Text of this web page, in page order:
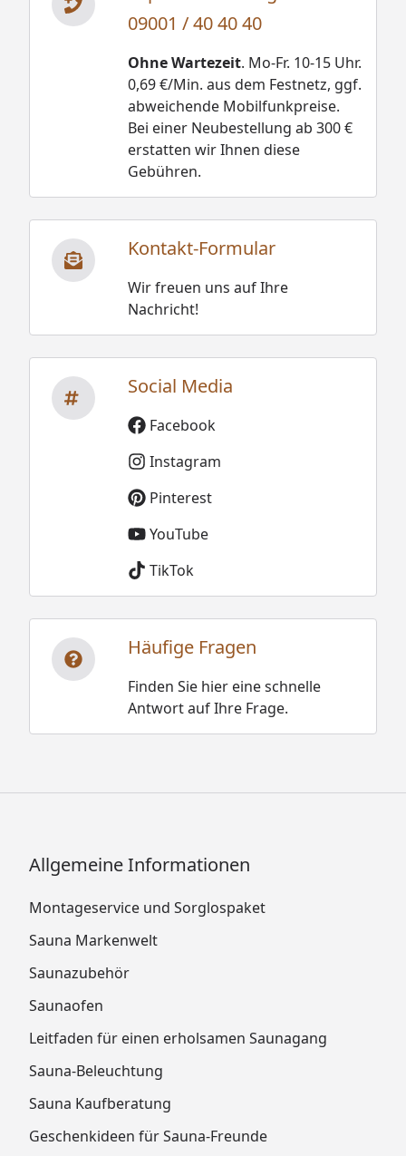
09001 / 40 40 40
Ohne Wartezeit. Mo-Fr. 10-15 Uhr.
0,69 €/Min. aus dem Festnetz, ggf.
abweichende Mobilfunkpreise.
Bei einer Neubestellung ab 300 €
erstatten wir Ihnen diese
Gebühren.
Kontakt-Formular
Wir freuen uns auf Ihre
Nachricht!
Social Media
Facebook
Instagram
Pinterest
YouTube
TikTok
Häufige Fragen
Finden Sie hier eine schnelle
Antwort auf Ihre Frage.
Allgemeine Informationen
Montageservice und Sorglospaket
Sauna Markenwelt
Saunazubehör
Saunaofen
Leitfaden für einen erholsamen Saunagang
Sauna-Beleuchtung
Sauna Kaufberatung
Geschenkideen für Sauna-Freunde